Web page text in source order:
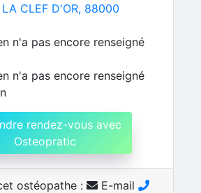
LA CLEF D'OR, 88000
n'a pas encore renseigné
n'a pas encore renseigné
rendez-vous avec
Osteopratic
ostéopathe :
E-mail